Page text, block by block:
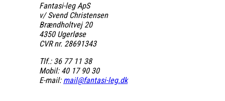
Fantasi-leg ApS
v/ Svend Christensen
Brændholtvej 20
4350 Ugerløse
CVR nr. 28691343
Tlf.: 36 77 11 38
Mobil: 40 17 90 30
E-mail: mail@fantasi-leg.dk